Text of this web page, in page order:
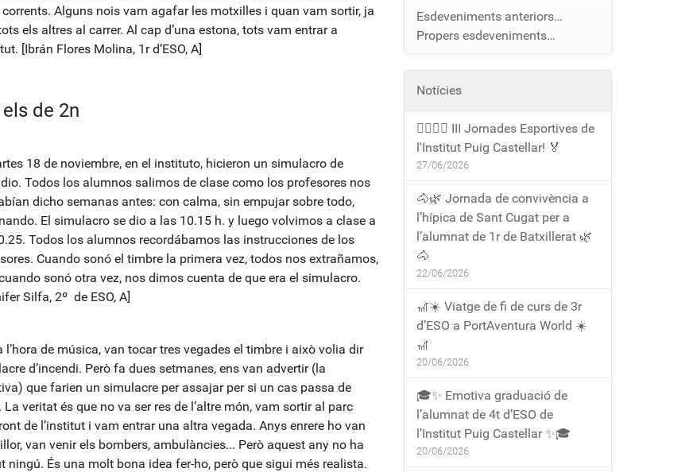
Alguns nois vam agafar les motxilles i quan vam sortir, ja
els altres al carrer. Al cap d’una estona, tots vam entrar a
[Ibrán Flores Molina, 1r d’ESO, A]
de 2n
18 de noviembre, en el instituto, hicieron un simulacro de
Todos los alumnos salimos de clase como los profesores nos
dicho semanas antes: con calma, sin empujar sobre todo,
El simulacro se dio a las 10.15 h. y luego volvimos a clase a
Todos los alumnos recordábamos las instrucciones de los
Cuando sonó el timbre la primera vez, todos nos extrañamos,
sonó otra vez, nos dimos cuenta de que era el simulacro.
Silfa, 2º de ESO, A]
l’hora de música, van tocar tres vegades el timbre i això volia dir
d’incendi. Però fa dues setmanes, ens van advertir (la
que farien un simulacre per assajar per si un cas passa de
La veritat és que no va ser res de l’altre món, vam sortir al parc
de l’institut i vam entrar una altra vegada. Anys enrere ho van
van venir els bombers, ambulàncies... Però aquest any no ha
ningú. És una molt bona idea fer-ho, però que sigui més realista.
Esdeveniments anteriors…
Propers esdeveniments…
Notícies
🏃‍♀️🏃‍♂️ III Jornades Esportives de
l'Institut Puig Castellar! 🏅
27/06/2026
🐴🌿 Jornada de convivència a
l’hípica de Sant Cugat per a
l’alumnat de 1r de Batxillerat 🌿
🐴
22/06/2026
🎢☀️ Viatge de fi de curs de 3r
d’ESO a PortAventura World ☀️
🎢
20/06/2026
🎓✨ Emotiva graduació de
l’alumnat de 4t d’ESO de
l’Institut Puig Castellar ✨🎓
20/06/2026